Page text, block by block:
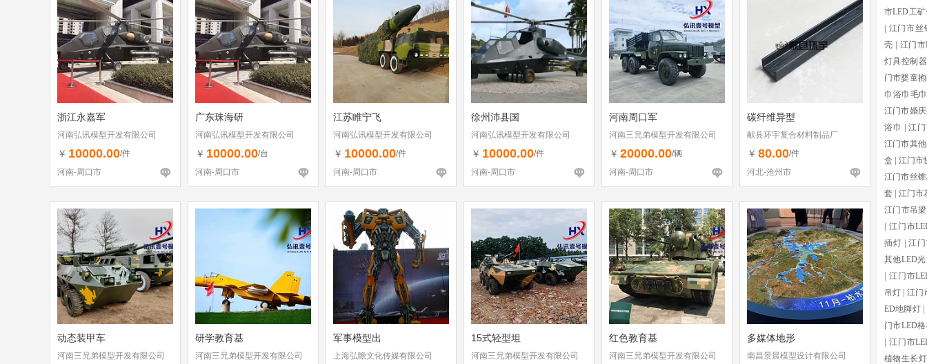
浙江永嘉军
河南弘讯模型开发有限公司
￥ 10000.00/件
河南-周口市
广东珠海研
河南弘讯模型开发有限公司
￥ 10000.00/台
河南-周口市
江苏睢宁飞
河南弘讯模型开发有限公司
￥ 10000.00/件
河南-周口市
徐州沛县国
河南弘讯模型开发有限公司
￥ 10000.00/件
河南-周口市
河南周口军
河南三兄弟模型开发有限公司
￥ 20000.00/辆
河南-周口市
碳纤维异型
献县环宇复合材料制品厂
￥ 80.00/件
河北-沧州市
动态装甲车
河南三兄弟模型开发有限公司
研学教育基
河南三兄弟模型开发有限公司
军事模型出
上海弘瞻文化传媒有限公司
15式轻型坦
河南三兄弟模型开发有限公司
红色教育基
河南三兄弟模型开发有限公司
多媒体地形
南昌景晨模型设计有限公司
市LED工
江门市丝
壳
江门
灯具控制器
门市婴童
巾浴巾毛
江门市婚
浴巾
江
江门市其
盒
江门市
江门市丝
套
江门市
江门市吊梁
江门市
插灯
江
其他LED
江门市
吊灯
江门
ED地脚灯
门市LED
江门市
植物生长灯